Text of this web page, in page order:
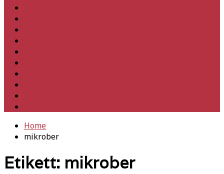
Home
mikrober
Etikett: mikrober